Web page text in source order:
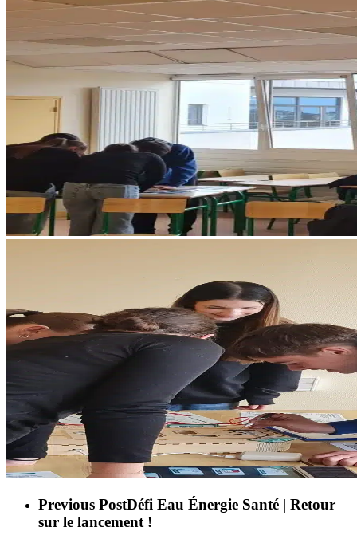
Previous PostDéfi Eau Énergie Santé | Retour
sur le lancement !